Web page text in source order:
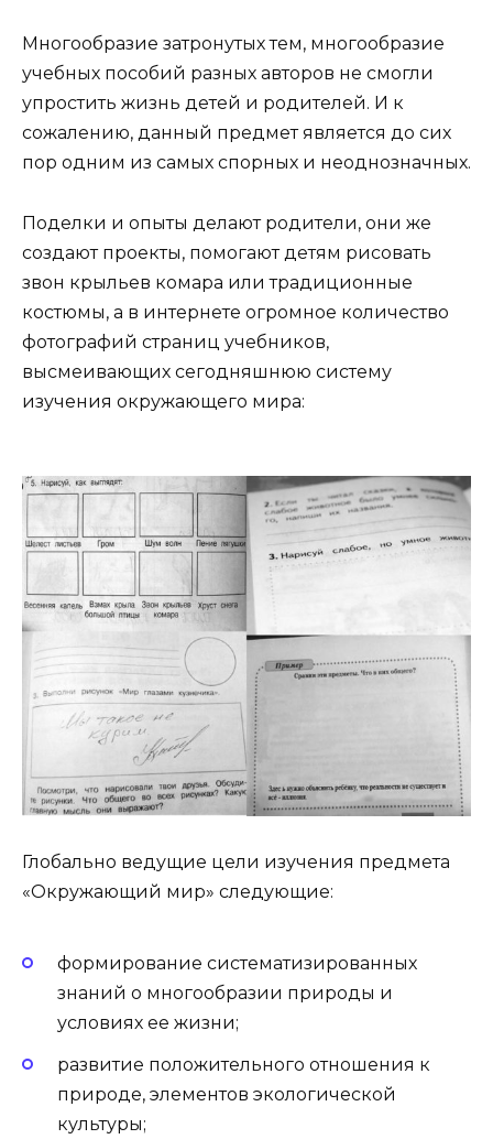
Многообразие затронутых тем, многообразие
учебных пособий разных авторов не смогли
упростить жизнь детей и родителей. И к
сожалению, данный предмет является до сих
пор одним из самых спорных и неоднозначных.
Поделки и опыты делают родители, они же
создают проекты, помогают детям рисовать
звон крыльев комара или традиционные
костюмы, а в интернете огромное количество
фотографий страниц учебников,
высмеивающих сегодняшнюю систему
изучения окружающего мира:
Глобально ведущие цели изучения предмета
«Окружающий мир» следующие:
формирование систематизированных
знаний о многообразии природы и
условиях ее жизни;
развитие положительного отношения к
природе, элементов экологической
культуры;